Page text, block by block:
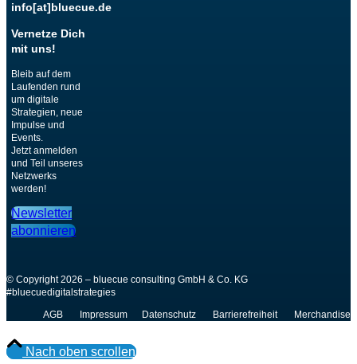
info[at]bluecue.de
Vernetze Dich
mit uns!
Bleib auf dem
Laufenden rund
um digitale
Strategien, neue
Impulse und
Events.
Jetzt anmelden
und Teil unseres
Netzwerks
werden!
Newsletter
abonnieren
© Copyright 2026 – bluecue consulting GmbH & Co. KG
#bluecuedigitalstrategies
AGB
Impressum Datenschutz Barrierefreiheit Merchandise
Nach oben scrollen